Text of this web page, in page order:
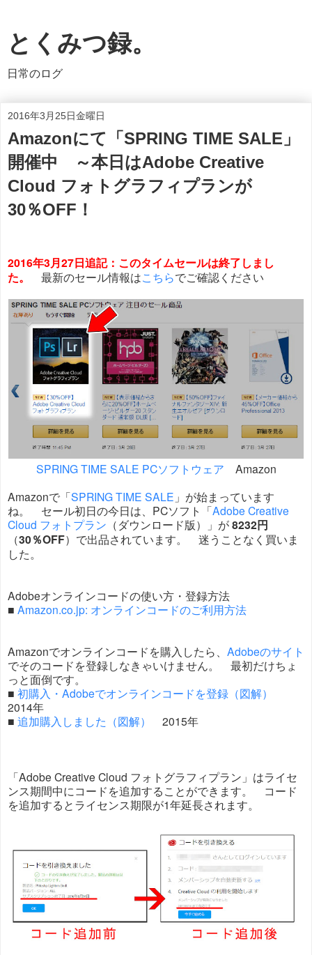
とくみつ録。
日常のログ
2016年3月25日金曜日
Amazonにて「SPRING TIME SALE」
開催中 ～本日はAdobe Creative
Cloud フォトグラフィプランが
30％OFF！
2016年3月27日追記：このタイムセールは終了しまし
た。
最新のセール情報はこちらでご確認ください
SPRING TIME SALE PCソフトウェア Amazon
Amazonで「SPRING TIME SALE 」が始まっています
ね。 セール初日の今日は、PCソフト「Adobe Creative
Cloud フォトプラン （ダウンロード版）」が8232円
（30％OFF）で出品されています。 迷うことなく買いま
した。
Adobeオンラインコードの使い方・登録方法
■ Amazon.co.jp: オンラインコードのご利用方法
Amazonでオンラインコードを購入したら、 Adobeのサイト
でそのコードを登録しなきゃいけません。 最初だけちょ
っと面倒です。
■ 初購入・Adobeでオンラインコードを登録（図解）
2014年
■ 追加購入しました（図解） 2015年
「Adobe Creative Cloud フォトグラフィプラン」はライセ
ンス期間中にコードを追加することができます。 コード
を追加するとライセンス期限が1年延長されます。